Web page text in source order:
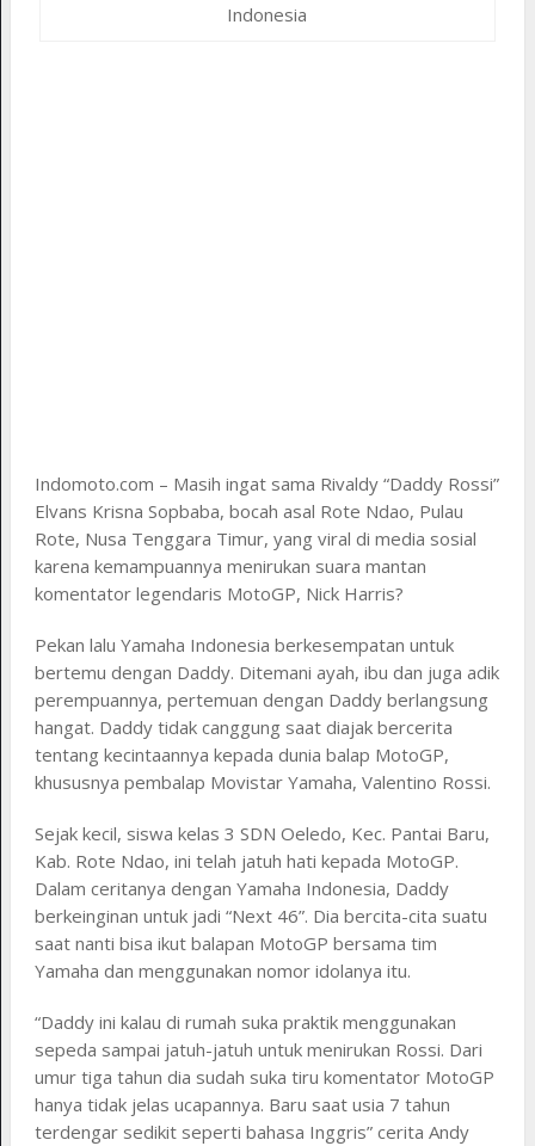
Indonesia
Indomoto.com – Masih ingat sama Rivaldy “Daddy Rossi”
Elvans Krisna Sopbaba, bocah asal Rote Ndao, Pulau
Rote, Nusa Tenggara Timur, yang viral di media sosial
karena kemampuannya menirukan suara mantan
komentator legendaris MotoGP, Nick Harris?
Pekan lalu Yamaha Indonesia berkesempatan untuk
bertemu dengan Daddy. Ditemani ayah, ibu dan juga adik
perempuannya, pertemuan dengan Daddy berlangsung
hangat. Daddy tidak canggung saat diajak bercerita
tentang kecintaannya kepada dunia balap MotoGP,
khususnya pembalap Movistar Yamaha, Valentino Rossi.
Sejak kecil, siswa kelas 3 SDN Oeledo, Kec. Pantai Baru,
Kab. Rote Ndao, ini telah jatuh hati kepada MotoGP.
Dalam ceritanya dengan Yamaha Indonesia, Daddy
berkeinginan untuk jadi “Next 46”. Dia bercita-cita suatu
saat nanti bisa ikut balapan MotoGP bersama tim
Yamaha dan menggunakan nomor idolanya itu.
“Daddy ini kalau di rumah suka praktik menggunakan
sepeda sampai jatuh-jatuh untuk menirukan Rossi. Dari
umur tiga tahun dia sudah suka tiru komentator MotoGP
hanya tidak jelas ucapannya. Baru saat usia 7 tahun
terdengar sedikit seperti bahasa Inggris” cerita Andy